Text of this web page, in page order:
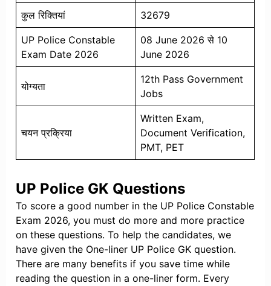
कुल रिक्तियां 32679
UP Police Constable
Exam Date 2026
08 June 2026 से 10
June 2026
योग्यता
12th Pass Government
Jobs
चयन प्रक्रिया
Written Exam,
Document Verification,
PMT, PET
UP Police GK Questions
To score a good number in the UP Police Constable
Exam 2026, you must do more and more practice
on these questions. To help the candidates, we
have given the One-liner UP Police GK question.
There are many benefits if you save time while
reading the question in a one-liner form. Every